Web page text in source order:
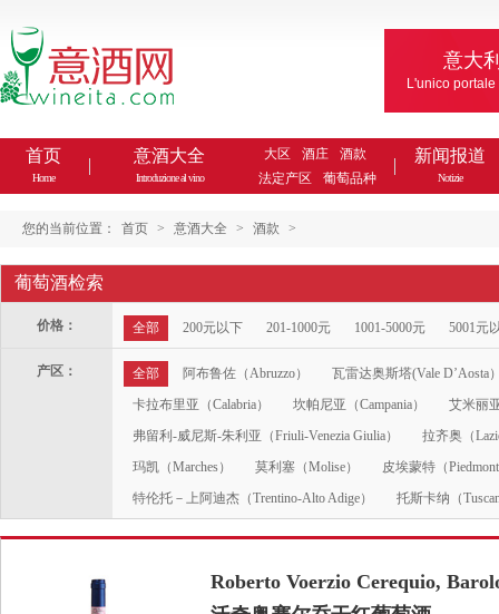
意大
L'unico
首页
Home
意酒大全
Introduzione al vino
大区 酒庄
酒款
法定产区
葡萄品种
新闻报道
Notizie
您的当前位置： 首页 > 意酒大全 > 酒款 >
葡萄酒检索
价格： 全部 200元以下 201-1000元 1001-5000元 5001元
产区： 全部 阿布鲁佐（Abruzzo）
瓦雷达奥斯塔(Vale D’Aosta
卡拉布里亚（Calabria）
坎帕尼亚（Campania）
艾米丽
弗留利-威尼斯-朱利亚（Friuli-Venezia Giulia）
拉齐奥（
玛凯（Marches）
莫利塞（Molise）
皮埃蒙特（
特伦托－上阿迪杰（Trentino-Alto Adige）
托斯卡纳（
Roberto Voerzio Cerequio,